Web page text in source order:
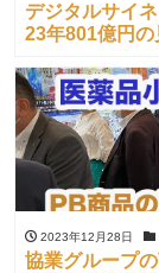
デジタルサイ
23年801億円の
2023年12月28日
協業グループ